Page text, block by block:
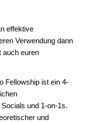
effektive
Verwendung dann
auch euren
Fellowship ist ein 4-
und 1-on-1s.
und